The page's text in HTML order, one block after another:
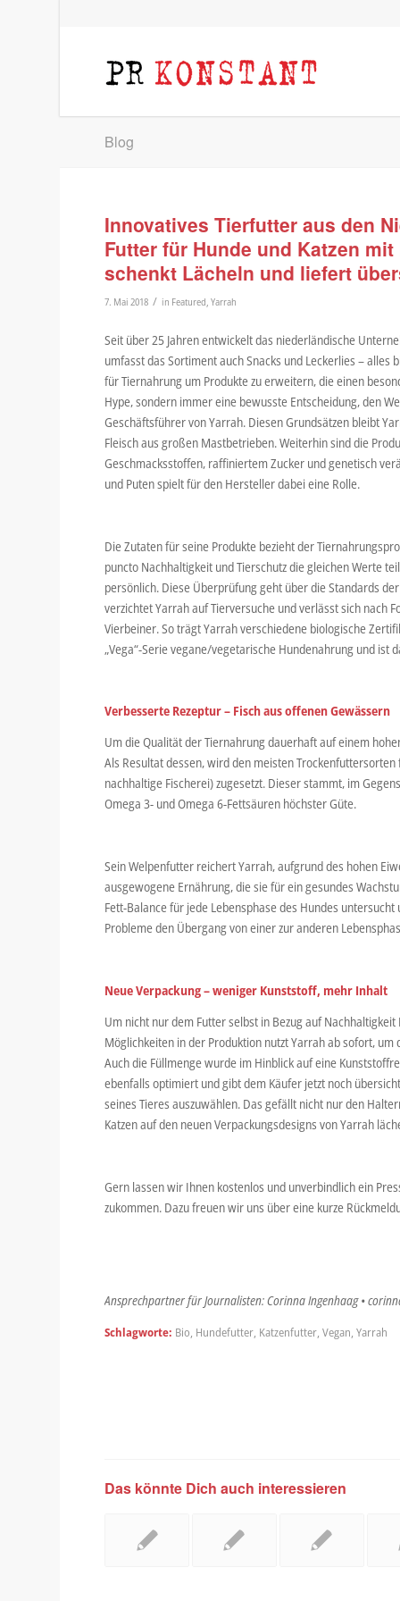
Blog
Innovatives Tierfutter aus den
Futter für Hunde und Katzen
schenkt Lächeln und liefert
7. Mai 2018 / in Featured,Yarrah
Seit über 25 Jahren entwickelt das niederländische
umfasst das Sortiment auch Snacks und Leckerlies –
für Tiernahrung um Produkte zu erweitern, die einen
Hype, sondern immer eine bewusste Entscheidung, den
Geschäftsführer von Yarrah. Diesen Grundsätzen bleibt
Fleisch aus großen Mastbetrieben. Weiterhin sind die
Geschmacksstoffen, raffiniertem Zucker und genetisch
und Puten spielt für den Hersteller dabei eine Rolle.
Die Zutaten für seine Produkte bezieht der
puncto Nachhaltigkeit und Tierschutz die gleichen Werte
persönlich. Diese Überprüfung geht über die Standards
verzichtet Yarrah auf Tierversuche und verlässt sich nach
Vierbeiner. So trägt Yarrah verschiedene biologische
„Vega“-Serie vegane/vegetarische Hundenahrung und ist
Verbesserte Rezeptur – Fisch aus offenen Gewässern
Um die Qualität der Tiernahrung dauerhaft auf einem
Als Resultat dessen, wird den meisten
nachhaltige Fischerei) zugesetzt. Dieser stammt, im
Omega 3- und Omega 6-Fettsäuren höchster Güte.
Sein Welpenfutter reichert Yarrah, aufgrund des hohen
ausgewogene Ernährung, die sie für ein gesundes
Fett-Balance für jede Lebensphase des Hundes
Probleme den Übergang von einer zur anderen
Neue Verpackung – weniger Kunststoff, mehr Inhalt
Um nicht nur dem Futter selbst in Bezug auf
Möglichkeiten in der Produktion nutzt Yarrah ab sofort,
Auch die Füllmenge wurde im Hinblick auf eine
ebenfalls optimiert und gibt dem Käufer jetzt noch
seines Tieres auszuwählen. Das gefällt nicht nur den
Katzen auf den neuen Verpackungsdesigns von Yarrah
Gern lassen wir Ihnen kostenlos und unverbindlich ein
zukommen. Dazu freuen wir uns über eine kurze
Ansprechpartner für Journalisten: Corinna Ingenhaag •
Schlagworte: Bio, Hundefutter, Katzenfutter,Vegan,Yarrah
Das könnte Dich auch interessieren